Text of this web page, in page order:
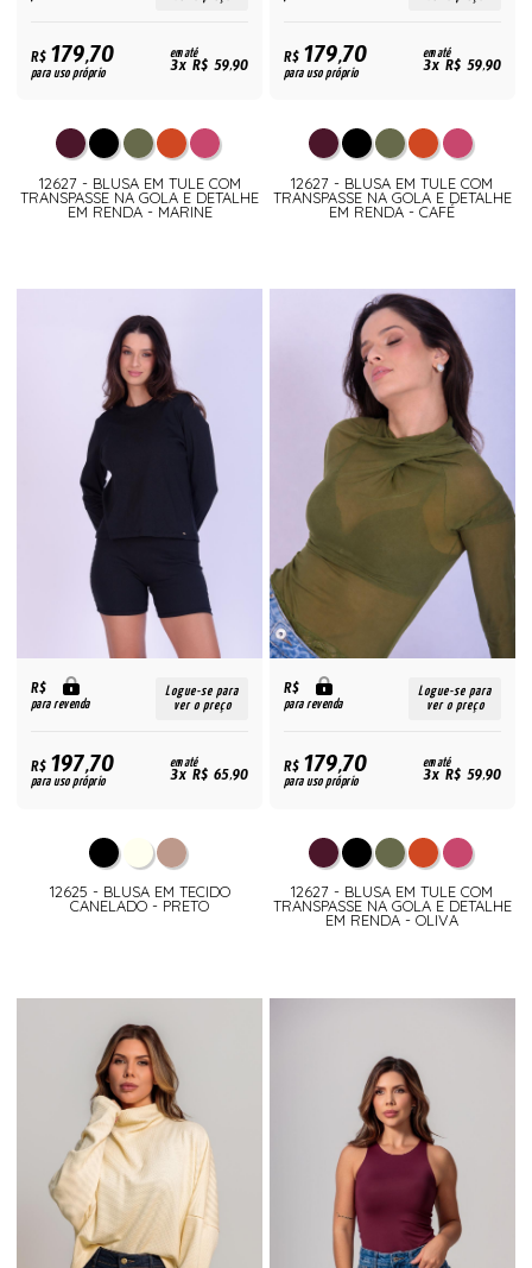
R$179,70
para uso próprio
em até
3x R$ 59,90
12627 - BLUSA EM TULE COM
TRANSPASSE NA GOLA E DETALHE
EM RENDA - MARINE
R$179,70
para uso próprio
em até
3x R$ 59,90
12627 - BLUSA EM TULE COM
TRANSPASSE NA GOLA E DETALHE
EM RENDA - CAFÉ
R$
para revenda
Logue-se para
ver o preço
R$197,70
para uso próprio
em até
3x R$ 65,90
12625 - BLUSA EM TECIDO
CANELADO - PRETO
R$
para revenda
Logue-se para
ver o preço
R$179,70
para uso próprio
em até
3x R$ 59,90
12627 - BLUSA EM TULE COM
TRANSPASSE NA GOLA E DETALHE
EM RENDA - OLIVA